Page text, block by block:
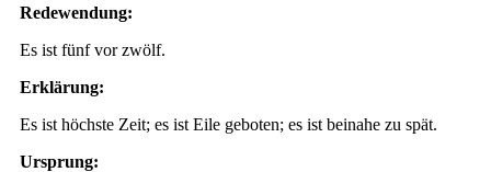
Redewendung:
Es ist fünf vor zwölf.
Erklärung:
Es ist höchste Zeit; es ist Eile geboten; es ist beinahe zu spät.
Ursprung: